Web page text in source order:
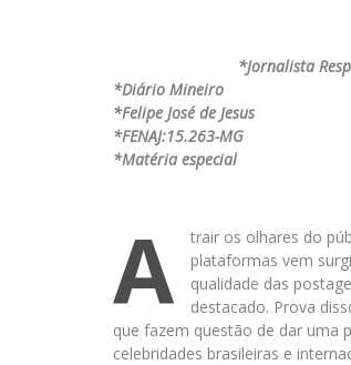
*Jornalista
*Diário Mineiro
*Felipe José de Jesus
*FENAJ:15.263-MG
*Matéria especial
A
trair os olhares do
plataformas vem
qualidade das
destacado. Prova
que fazem questão de dar uma
celebridades brasileiras e